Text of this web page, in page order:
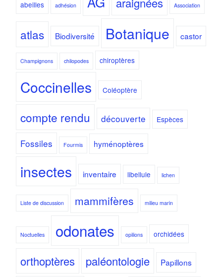
abeilles adhésion Association
atlas Biodiversité Botanique castor
Champignons chilopodes chiroptères
Coccinelles Coléoptère
compte rendu découverte Espèces
Fossiles Fourmis hyménoptères
insectes inventaire libellule lichen
Liste de discussion mammifères milieu marin
Noctuelles odonates opilions orchidées
orthoptères paléontologie Papillons